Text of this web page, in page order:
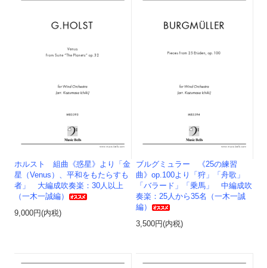
ホルスト 組曲《惑星》より「金
星（Venus）、平和をもたらすも
者」 大編成吹奏楽：30人以上
（一木一誠編）
9,000円(内税)
ブルグミュラー 《25の練習
曲》op.100より「狩」「舟歌」
「バラード」「乗馬」 中編成吹
奏楽：25人から35名（一木一誠
編）
3,500円(内税)